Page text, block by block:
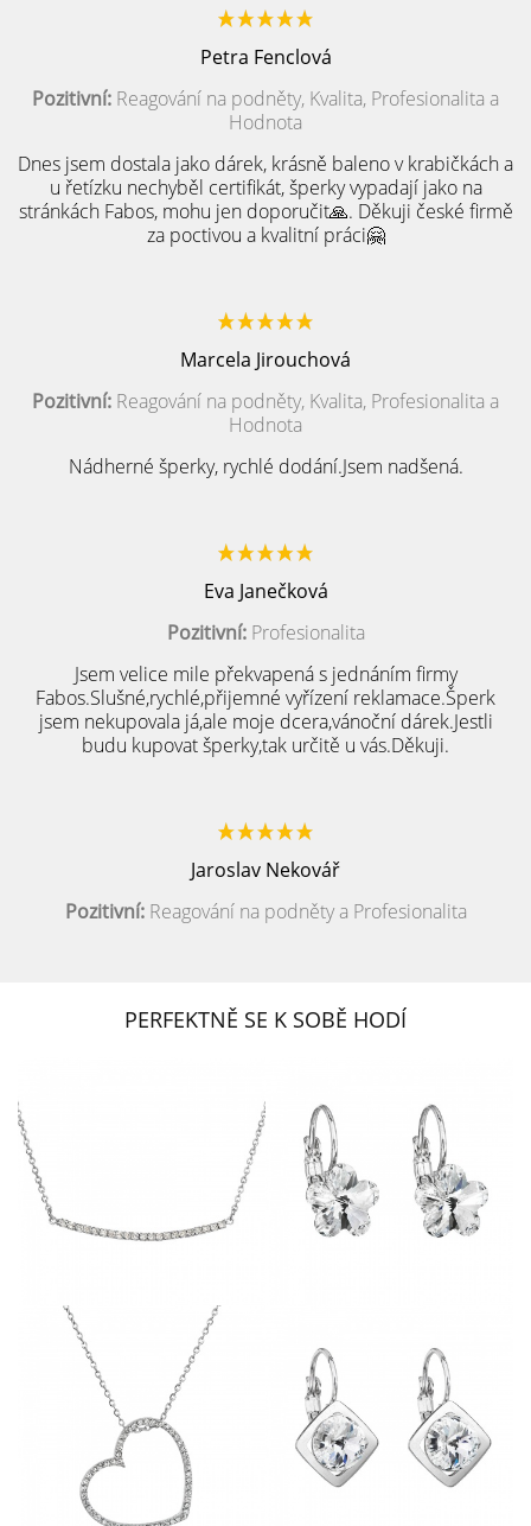
Petra Fenclová
Pozitivní: Reagování na podněty, Kvalita, Profesionalita a
Hodnota
Dnes jsem dostala jako dárek, krásně baleno v krabičkách a
u řetízku nechyběl certifikát, šperky vypadají jako na
stránkách Fabos, mohu jen doporučit🙏. Děkuji české firmě
za poctivou a kvalitní práci🤗
Marcela Jirouchová
Pozitivní: Reagování na podněty, Kvalita, Profesionalita a
Hodnota
Nádherné šperky, rychlé dodání.Jsem nadšená.
Eva Janečková
Pozitivní:Profesionalita
Jsem velice mile překvapená s jednáním firmy
Fabos.Slušné,rychlé,přijemné vyřízení reklamace.Šperk
jsem nekupovala já,ale moje dcera,vánoční dárek.Jestli
budu kupovat šperky,tak určitě u vás.Děkuji.
Jaroslav Nekovář
Pozitivní:Reagování na podněty a Profesionalita
PERFEKTNĚ SE K SOBĚ HODÍ